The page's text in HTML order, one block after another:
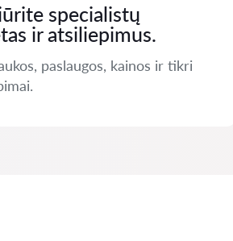
specialistų
ir atsiliepimus.
paslaugos, kainos ir tikri